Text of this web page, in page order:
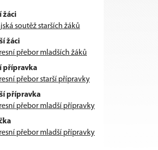
žáci
soutěž starších žáků
žáci
přebor mladších žáků
přípravka
přebor starší přípravky
přípravka
přebor mladší přípravky
přebor mladší přípravky